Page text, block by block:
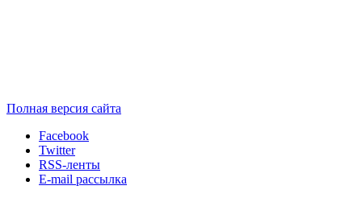
Полная версия сайта
Facebook
Twitter
RSS-ленты
E-mail рассылка